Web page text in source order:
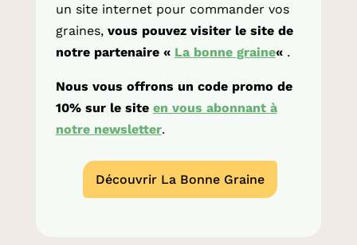
un site internet pour commander vos
graines, vous pouvez visiter le site de
notre partenaire « La bonne graine« .
Nous vous offrons un code promo de
10% sur le site en vous abonnant à
notre newsletter.
Découvrir La Bonne Graine